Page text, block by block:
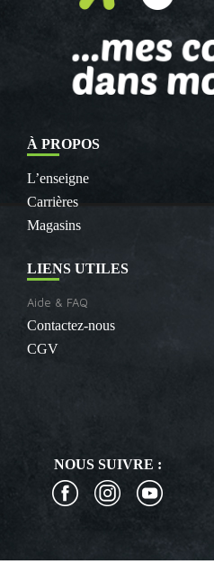
À PROPOS
L’enseigne
Carrières
Magasins
LIENS UTILES
Aide & FAQ
Contactez-nous
CGV
NOUS SUIVRE :